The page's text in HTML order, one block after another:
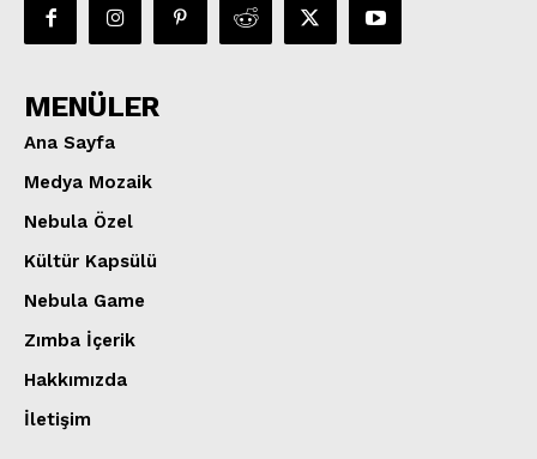
MENÜLER
Ana Sayfa
Medya Mozaik
Nebula Özel
Kültür Kapsülü
Nebula Game
Zımba İçerik
Hakkımızda
İletişim